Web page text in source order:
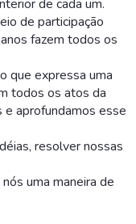
de cada um.
de participação
fazem todos os
que expressa uma
todos os atos da
e aprofundamos esse
resolver nossas
uma maneira de